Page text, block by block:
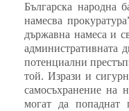
Българска народна
намесва
държавна намеса и
административната
потенциални
той. Изрази и
самосъхранение на
могат да попаднат